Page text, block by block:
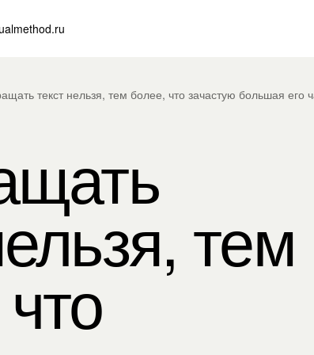
текст нельзя, тем более, что зачастую большая его
тем